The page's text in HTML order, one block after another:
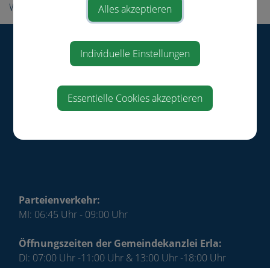
Wirtschaft
Gemeinde St. Pantaleon-Erla
Ringstraße 13
+43 (0)7435 / 72 71
gemeinde@st-pantaleon-erla.gv.at
Parteienverkehr:
MI: 06:45 Uhr - 09:00 Uhr
Öffnungszeiten der Gemeindekanzlei Erla:
DI: 07:00 Uhr -11:00 Uhr & 13:00 Uhr -18:00 Uhr
Alles akzeptieren
Individuelle Einstellungen
Essentielle Cookies akzeptieren